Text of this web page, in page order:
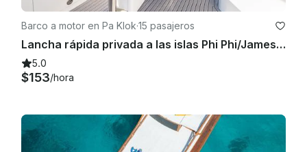
Barco a motor en Pa Klok·15 pasajeros
Lancha rápida privada a las islas Phi Phi/James Bond/Hong/Krabi o Racha
5.0
$153/hora